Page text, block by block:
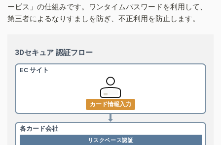
ービス」の仕組みです。ワンタイムパスワードを利用して、
第三者によるなりすましを防ぎ、不正利用を防止します。
3Dセキュア 認証フロー
EC サイト
カード情報入力
各カード会社
リスクベース認証